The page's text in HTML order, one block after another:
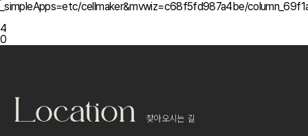
_simpleApps=etc/cellmaker&mvwiz=c68f5fd987a4be/
4
0
Location 찾아오시는 길